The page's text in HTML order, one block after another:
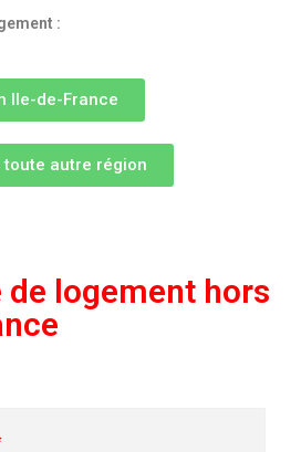
:
Ile-de-France
toute autre région
de logement hors